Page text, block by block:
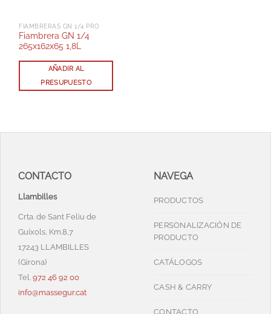
FIAMBRERAS GN 1/4 PRO
Fiambrera GN 1/4
265x162x65 1,8L
AÑADIR AL
PRESUPUESTO
CONTACTO
Llambilles
Crta. de Sant Feliu de
Guíxols, Km.8,7
17243 LLAMBILLES
(Girona)
Tel. 972 46 92 00
info@massegur.cat
NAVEGA
PRODUCTOS
PERSONALIZACIÓN DE
PRODUCTO
CATÁLOGOS
CASH & CARRY
CONTACTO